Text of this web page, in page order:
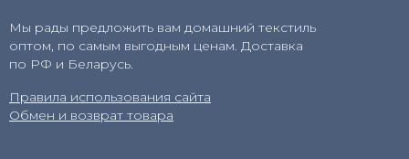
Мы рады предложить вам домашний текстиль
оптом, по самым выгодным ценам. Доставка
по РФ и Беларусь.
Правила использования сайта
Обмен и возврат товара